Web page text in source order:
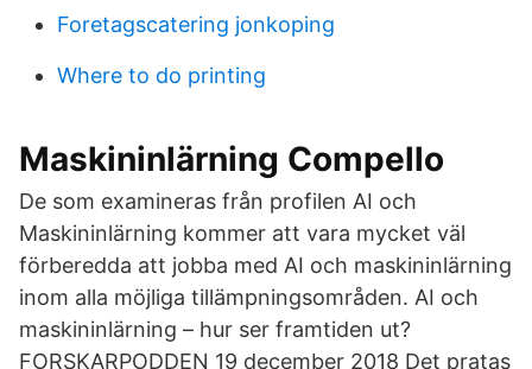
Foretagscatering jonkoping
Where to do printing
Maskininlärning Compello
De som examineras från profilen AI och
Maskininlärning kommer att vara mycket väl
förberedda att jobba med AI och maskininlärning
inom alla möjliga tillämpningsområden. AI och
maskininlärning – hur ser framtiden ut?
FORSKARPODDEN 19 december 2018 Det pratas